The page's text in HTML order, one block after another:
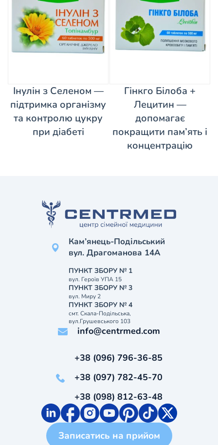
Інулін з Селеном —
підтримка організму
та контролю цукру
при діабеті
Гінкго Білоба +
Лецитин —
допомагає
покращити пам’ять і
концентрацію
Кам’янець-Подільський
вул. Драгоманова 14А
ПУНКТ ЗБОРУ № 1
вул. Героїв УПА 15
ПУНКТ ЗБОРУ № 3
вул. Миру 2
ПУНКТ ЗБОРУ № 4
смт. Скала-Подільська,
вул.Грушевського 103
info@centrmed.com
+38 (096) 796-36-85
+38 (097) 782-45-70
+38 (098) 812-63-48
Записатись на прийом